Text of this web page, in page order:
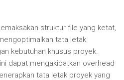
struktur file yang ketat,
tata letak
kebutuhan khusus proyek.
dapat mengakibatkan overhead
tata letak proyek yang